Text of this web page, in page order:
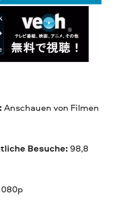
Anschauen von Filmen
Besuche: 98,8